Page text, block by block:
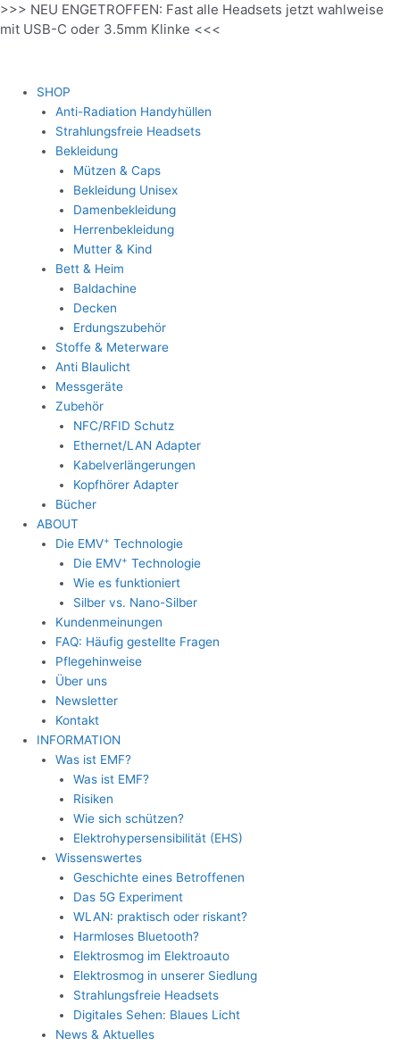
Zum
Inhalt
>>> NEU ENGETROFFEN: Fast alle Headsets jetzt wahlweise
mit USB-C oder 3.5mm Klinke <<<
SHOP
Anti-Radiation Handyhüllen
Strahlungsfreie Headsets
Bekleidung
Mützen & Caps
Bekleidung Unisex
Damenbekleidung
Herrenbekleidung
Mutter & Kind
Bett & Heim
Baldachine
Decken
Erdungszubehör
Stoffe & Meterware
Anti Blaulicht
Messgeräte
Zubehör
NFC/RFID Schutz
Ethernet/LAN Adapter
Kabelverlängerungen
Kopfhörer Adapter
Bücher
ABOUT
Die EMV+ Technologie
Die EMV+ Technologie
Wie es funktioniert
Silber vs. Nano-Silber
Kundenmeinungen
FAQ: Häufig gestellte Fragen
Pflegehinweise
Über uns
Newsletter
Kontakt
INFORMATION
Was ist EMF?
Was ist EMF?
Risiken
Wie sich schützen?
Elektrohypersensibilität (EHS)
Wissenswertes
Geschichte eines Betroffenen
Das 5G Experiment
WLAN: praktisch oder riskant?
Harmloses Bluetooth?
Elektrosmog im Elektroauto
Elektrosmog in unserer Siedlung
Strahlungsfreie Headsets
Digitales Sehen: Blaues Licht
News & Aktuelles